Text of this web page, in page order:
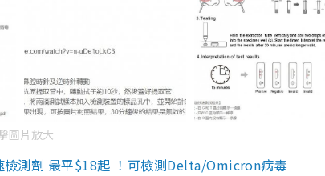
圖片放大
檢測劑 最平$18起 ！可檢測Delta/Omicron病毒